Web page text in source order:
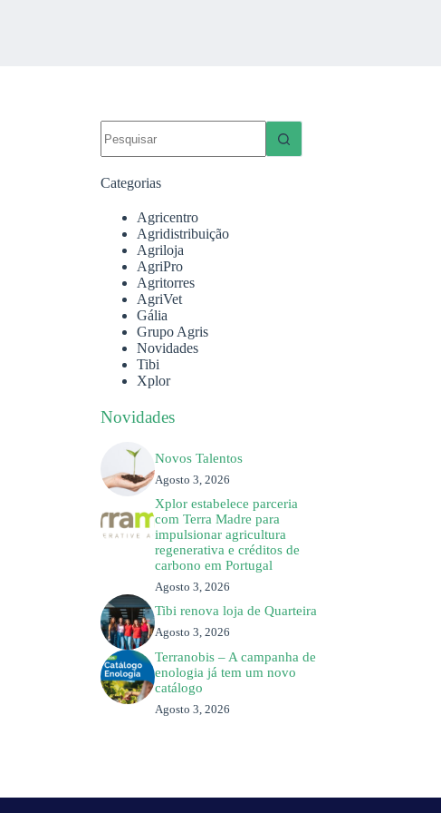
resultados
Categorias
Agricentro
Agridistribuição
Agriloja
AgriPro
Agritorres
AgriVet
Gália
Grupo Agris
Novidades
Tibi
Xplor
Novidades
Novos Talentos
Agosto 3, 2026
Xplor estabelece parceria
com Terra Madre para
impulsionar agricultura
regenerativa e créditos de
carbono em Portugal
Agosto 3, 2026
Tibi renova loja de Quarteira
Agosto 3, 2026
Terranobis – A campanha de
enologia já tem um novo
catálogo
Agosto 3, 2026